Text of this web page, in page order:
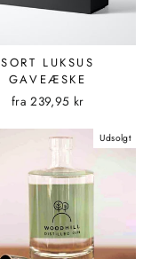
SORT LUKSUS
GAVEÆSKE
fra239,95 kr
Udsolgt